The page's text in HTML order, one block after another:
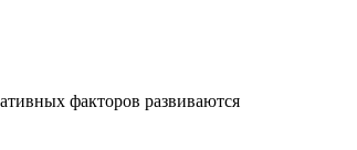
факторов развиваются